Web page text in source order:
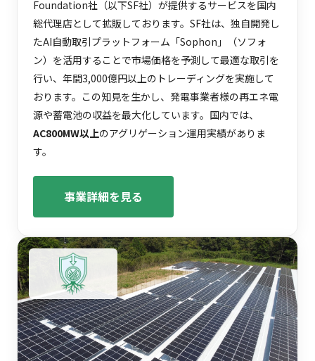
Foundation社（以下SF社）が提供するサービスを国内
総代理店として拡販しております。SF社は、独自開発し
たAI自動取引プラットフォーム「Sophon」（ソフォ
ン）を活用することで市場価格を予測して最適な取引を
行い、年間3,000億円以上のトレーディングを実施して
おります。この知見を生かし、発電事業者様の再エネ電
源や蓄電池の収益を最大化しています。国内では、
AC800MW以上のアグリゲーション運用実績がありま
す。
事業詳細を見る